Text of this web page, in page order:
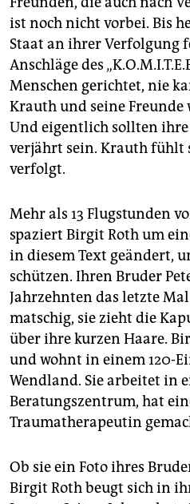
ist noch nicht vorbei. Bis
Staat an ihrer Verfolgung
Anschläge des
Menschen gerichtet, nie
Krauth und seine Freunde
Und eigentlich sollten ihre
verjährt sein. Krauth fühlt
verfolgt.
Mehr als 13 Flugstunden
spaziert Birgit Roth um
in diesem Text geändert,
schützen. Ihren Bruder
Jahrzehnten das letzte Mal
matschig, sie zieht die
über ihre kurzen Haare.
und wohnt in einem 120-
Wendland. Sie arbeitet in
Beratungszentrum, hat
Traumatherapeutin
Ob sie ein Foto ihres
Birgit Roth beugt sich in